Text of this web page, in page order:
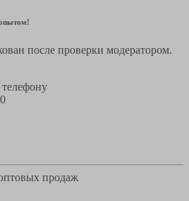
после проверки модератором.
телефону
продаж